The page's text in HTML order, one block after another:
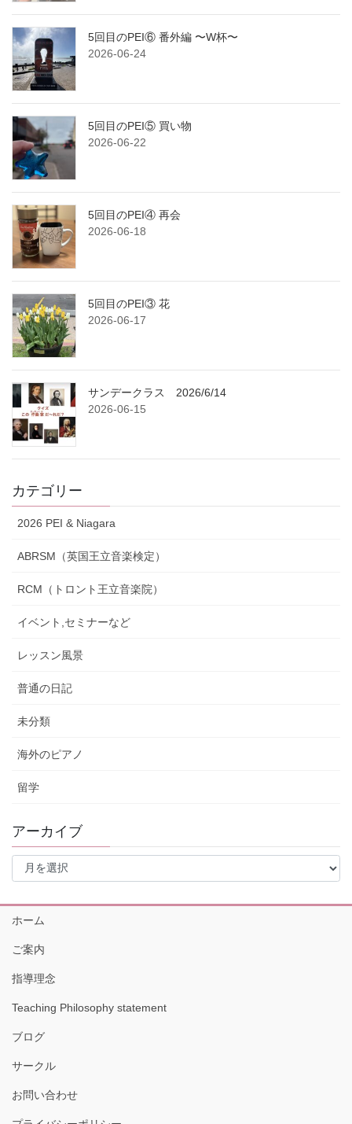
5回目のPEI⑥ 番外編 〜W杯〜
2026-06-24
5回目のPEI⑤ 買い物
2026-06-22
5回目のPEI④ 再会
2026-06-18
5回目のPEI③ 花
2026-06-17
サンデークラス 2026/6/14
2026-06-15
カテゴリー
2026 PEI & Niagara
ABRSM（英国王立音楽検定）
RCM（トロント王立音楽院）
イベント,セミナーなど
レッスン風景
普通の日記
未分類
海外のピアノ
留学
アーカイブ
ア
イ
ブ
ホーム
ご案内
指導理念
Teaching Philosophy statement
ブログ
サークル
お問い合わせ